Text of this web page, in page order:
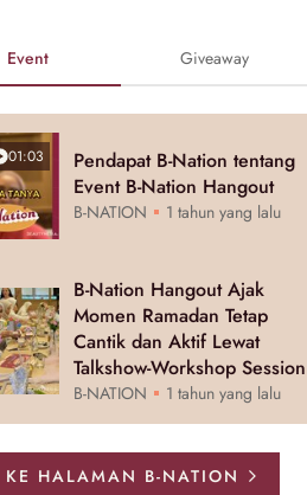
Event Giveaway
01:03
Pendapat B-Nation tentang
Event B-Nation Hangout
B-NATION 1 tahun yang lalu
B-Nation Hangout Ajak
Momen Ramadan Tetap
Cantik dan Aktif Lewat
Talkshow-Workshop Session
B-NATION 1 tahun yang lalu
KE HALAMAN B-NATION